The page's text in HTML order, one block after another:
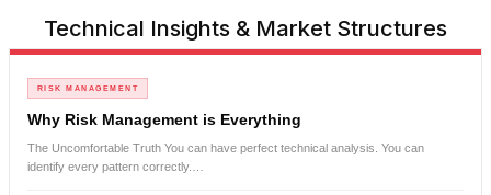
Technical Insights & Market Structures
RISK MANAGEMENT
Why Risk Management is Everything
The Uncomfortable Truth You can have perfect technical analysis. You can
identify every pattern correctly.…